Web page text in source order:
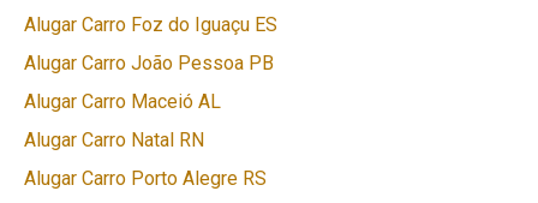
Alugar Carro Foz do Iguaçu ES
Alugar Carro João Pessoa PB
Alugar Carro Maceió AL
Alugar Carro Natal RN
Alugar Carro Porto Alegre RS